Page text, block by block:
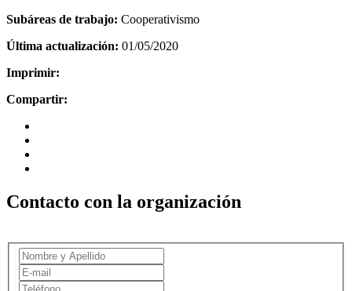
Subáreas de trabajo: Cooperativismo
Última actualización: 01/05/2020
Imprimir:
Compartir:
Contacto con la organización